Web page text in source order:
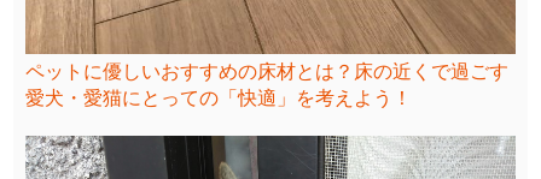
ペットに優しいおすすめの床材とは？床の近くで過ごす
愛犬・愛猫にとっての「快適」を考えよう！